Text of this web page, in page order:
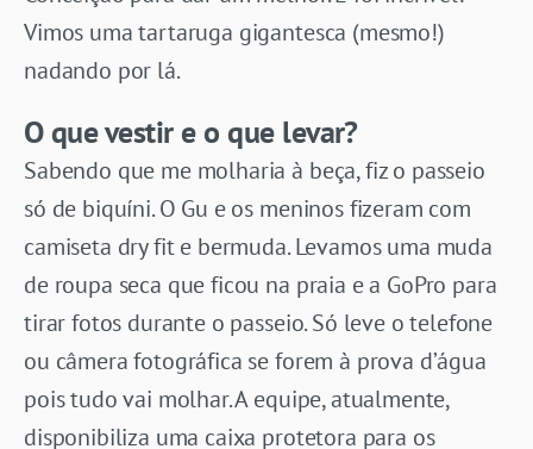
Vimos uma tartaruga gigantesca (mesmo!)
nadando por lá.
O que vestir e o que levar?
Sabendo que me molharia à beça, fiz o passeio
só de biquíni. O Gu e os meninos fizeram com
camiseta dry fit e bermuda. Levamos uma muda
de roupa seca que ficou na praia e a GoPro para
tirar fotos durante o passeio. Só leve o telefone
ou câmera fotográfica se forem à prova d’água
pois tudo vai molhar. A equipe, atualmente,
disponibiliza uma caixa protetora para os